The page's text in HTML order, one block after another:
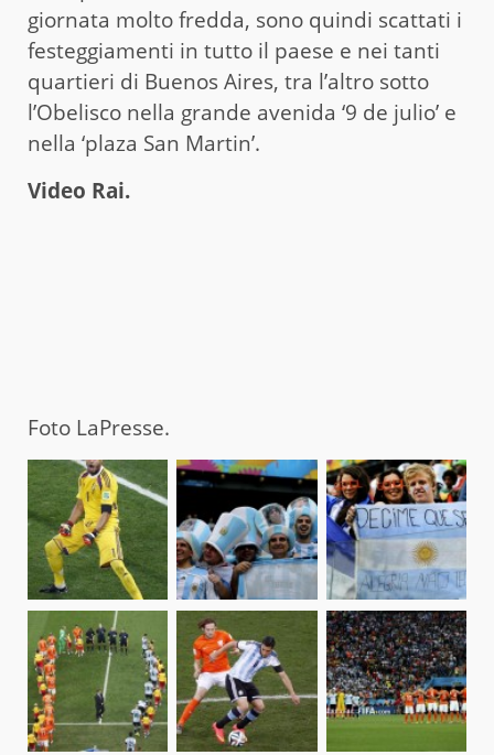
giornata molto fredda, sono quindi scattati i
festeggiamenti in tutto il paese e nei tanti
quartieri di Buenos Aires, tra l’altro sotto
l’Obelisco nella grande avenida ‘9 de julio’ e
nella ‘plaza San Martin’.
Video Rai.
Foto LaPresse.